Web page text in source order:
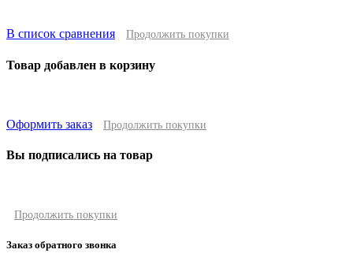
В список сравнения Продолжить покупки
Товар добавлен в корзину
Оформить заказ Продолжить покупки
Вы подписались на товар
Продолжить покупки
Заказ обратного звонка